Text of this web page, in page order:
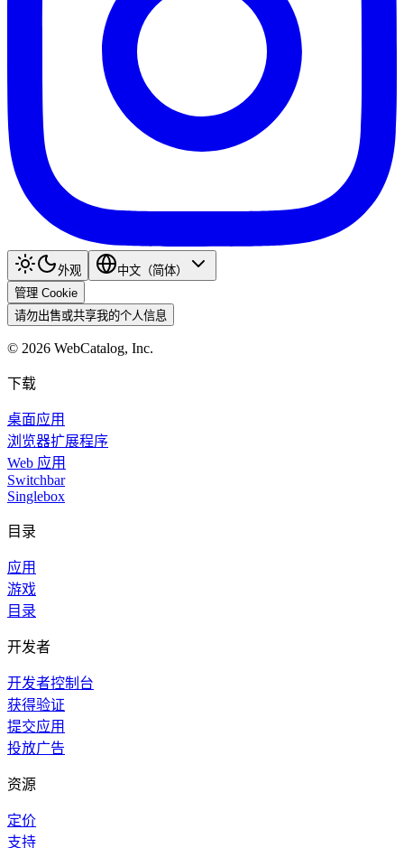
外观
中文（简体）
管理 Cookie
请勿出售或共享我的个人信息
© 2026 WebCatalog, Inc.
下载
桌面应用
浏览器扩展程序
Web 应用
Switchbar
Singlebox
目录
应用
游戏
目录
开发者
开发者控制台
获得验证
提交应用
投放广告
资源
定价
支持